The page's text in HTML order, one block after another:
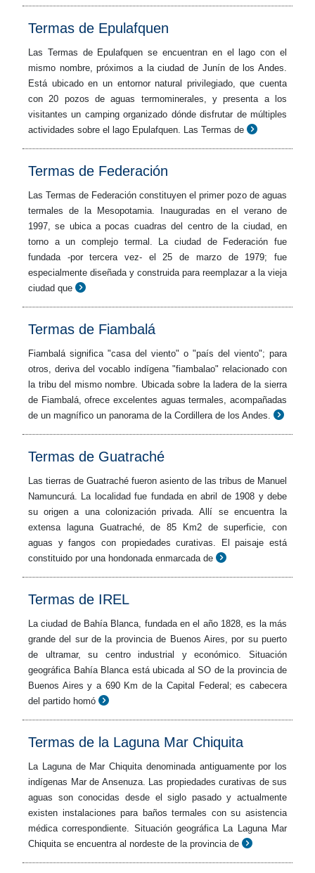
Termas de Epulafquen
Las Termas de Epulafquen se encuentran en el lago con el
mismo nombre, próximos a la ciudad de Junín de los Andes.
Está ubicado en un entornor natural privilegiado, que cuenta
con 20 pozos de aguas termominerales, y presenta a los
visitantes un camping organizado dónde disfrutar de múltiples
actividades sobre el lago Epulafquen. Las Termas de
Termas de Federación
Las Termas de Federación constituyen el primer pozo de aguas
termales de la Mesopotamia. Inauguradas en el verano de
1997, se ubica a pocas cuadras del centro de la ciudad, en
torno a un complejo termal. La ciudad de Federación fue
fundada -por tercera vez- el 25 de marzo de 1979; fue
especialmente diseñada y construida para reemplazar a la vieja
ciudad que
Termas de Fiambalá
Fiambalá significa "casa del viento" o "país del viento"; para
otros, deriva del vocablo indígena "fiambalao" relacionado con
la tribu del mismo nombre. Ubicada sobre la ladera de la sierra
de Fiambalá, ofrece excelentes aguas termales, acompañadas
de un magnífico un panorama de la Cordillera de los Andes.
Termas de Guatraché
Las tierras de Guatraché fueron asiento de las tribus de Manuel
Namuncurá. La localidad fue fundada en abril de 1908 y debe
su origen a una colonización privada. Allí se encuentra la
extensa laguna Guatraché, de 85 Km2 de superficie, con
aguas y fangos con propiedades curativas. El paisaje está
constituido por una hondonada enmarcada de
Termas de IREL
La ciudad de Bahía Blanca, fundada en el año 1828, es la más
grande del sur de la provincia de Buenos Aires, por su puerto
de ultramar, su centro industrial y económico. Situación
geográfica Bahía Blanca está ubicada al SO de la provincia de
Buenos Aires y a 690 Km de la Capital Federal; es cabecera
del partido homó
Termas de la Laguna Mar Chiquita
La Laguna de Mar Chiquita denominada antiguamente por los
indígenas Mar de Ansenuza. Las propiedades curativas de sus
aguas son conocidas desde el siglo pasado y actualmente
existen instalaciones para baños termales con su asistencia
médica correspondiente. Situación geográfica La Laguna Mar
Chiquita se encuentra al nordeste de la provincia de